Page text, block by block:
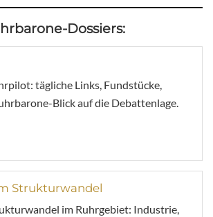
Dossiers:
tägliche Links, Fundstücke,
Blick auf die Debattenlage.
Strukturwandel
im Ruhrgebiet: Industrie,